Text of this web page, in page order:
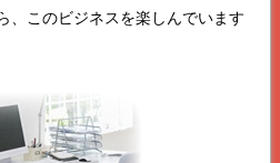
、このビジネスを楽しんでいます